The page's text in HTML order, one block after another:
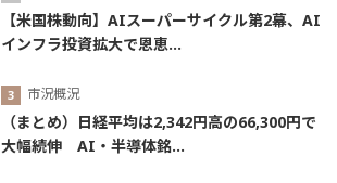
【米国株動向】AIスーパーサイクル第2幕、AI
インフラ投資拡大で恩恵...
市況概況
（まとめ）日経平均は2,342円高の66,300円で
大幅続伸 AI・半導体銘...